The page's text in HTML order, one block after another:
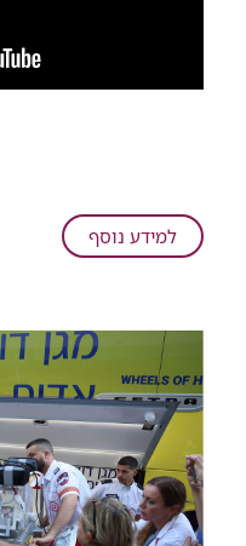
למידע נוסףעל
חסר
ל-450
ילדים
נפתחה
במתחם
התת-קרקעי
והממוגן
בישראל,
ברמב"ם